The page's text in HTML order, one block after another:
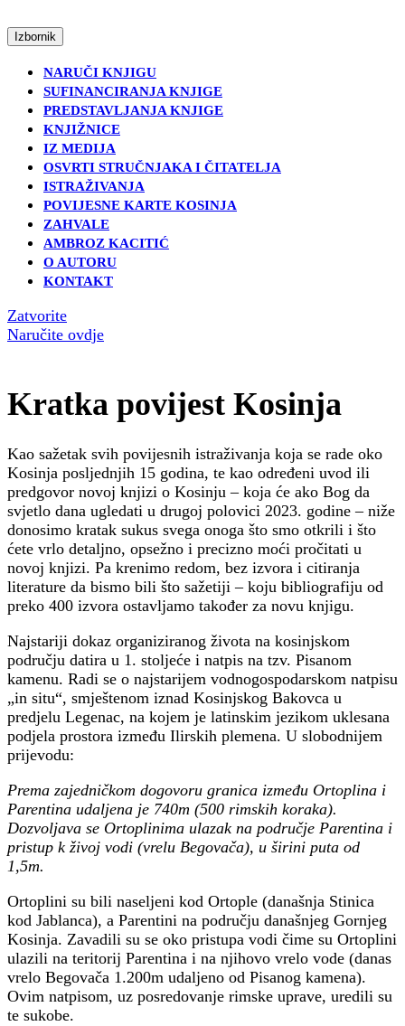
to
Skip
content
IzbornikOpen
NARUČI KNJIGU
SUFINANCIRANJA KNJIGE
PREDSTAVLJANJA KNJIGE
KNJIŽNICE
IZ MEDIJA
OSVRTI STRUČNJAKA I ČITATELJA
ISTRAŽIVANJA
POVIJESNE KARTE KOSINJA
ZAHVALE
AMBROZ KACITIĆ
O AUTORU
KONTAKT
ZatvoriteClose
Menu('Close
agent');
?
Naručite ovdjeNaručite
Kratka povijest Kosinja
Kao sažetak svih povijesnih istraživanja koja se rade oko
Kosinja posljednjih 15 godina, te kao određeni uvod ili
predgovor novoj knjizi o Kosinju – koja će ako Bog da
svjetlo dana ugledati u drugoj polovici 2023. godine – niže
donosimo kratak sukus svega onoga što smo otkrili i što
ćete vrlo detaljno, opsežno i precizno moći pročitati u
novoj knjizi. Pa krenimo redom, bez izvora i citiranja
literature da bismo bili što sažetiji – koju bibliografiju od
preko 400 izvora ostavljamo također za novu knjigu.
Najstariji dokaz organiziranog života na kosinjskom
području datira u 1. stoljeće i natpis na tzv. Pisanom
kamenu. Radi se o najstarijem vodnogospodarskom natpisu
„in situ“, smještenom iznad Kosinjskog Bakovca u
predjelu Legenac, na kojem je latinskim jezikom uklesana
podjela prostora između Ilirskih plemena. U slobodnijem
prijevodu:
Prema zajedničkom dogovoru granica između Ortoplina i
Parentina udaljena je 740m (500 rimskih koraka).
Dozvoljava se Ortoplinima ulazak na područje Parentina i
pristup k živoj vodi (vrelu Begovača), u širini puta od
1,5m.
Ortoplini su bili naseljeni kod Ortople (današnja Stinica
kod Jablanca), a Parentini na području današnjeg Gornjeg
Kosinja. Zavadili su se oko pristupa vodi čime su Ortoplini
ulazili na teritorij Parentina i na njihovo vrelo vode (danas
vrelo Begovača 1.200m udaljeno od Pisanog kamena).
Ovim natpisom, uz posredovanje rimske uprave, uredili su
te sukobe.